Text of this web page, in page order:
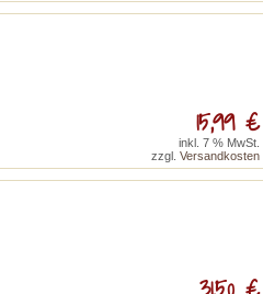
15,99 €
inkl. 7 % MwSt.
zzgl. Versandkosten